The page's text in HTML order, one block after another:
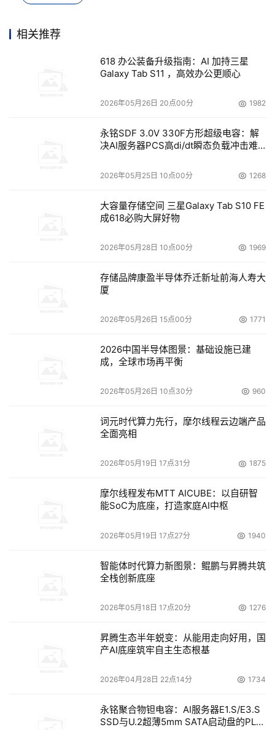
据库主机，账号，密码以及源代码文件在内的信息被泄露。
针对政府、企业官网的防护，绿盟君建议可暂时阻断外网防
火墙上访问，先对配置错误问题进行修复，之后进行漏洞扫
描，确认问题彻底被修复后再进行放行。对于删除DNS解析
务必做好安全检查后再上线，否则会面临被黑客再次入侵的
三、攻击目标3：Hadoop数据库
此外，在黑客公开发表的攻击目标中不乏国内多个互联网巨
头和电信网站的Hadoop数据库。绿盟威胁情报中心对允许
非授权访问的几个链接进行了详细分析，由于攻击目标间无
安全配置的Hadoop服务进行了扫描探测和攻击利用。
没有业务需要，一定要关闭Hadoop Web管理页面，并且
时，部署Knox、Nginx之类的反向代理系统，防止未经授权
放的多个端口对公网全部禁止或限制可信任的IP地址才能访
当前是我国防控疫情最为关键的时期，大量企业单位尚未复
工或将重点工作放在防疫上，黑客利用我国部分政企单位网
击，其居心叵测令人深思。但这也提醒我们，网络安全须时
时保持警惕、刻刻不容忽视。面对以上攻击威胁，绿盟科技
案协助用户解决互联网视频设备安全问题：
1、提供视频安全态势感知平台，该平台能够主动识别互联
备，形成视频监控设备资产画像。通过大数据平台能力，对
胁检测，异常行为分析，并进行威胁追踪和攻击溯源，全面
掌握视频监控设备安全威胁态势。
2、提供物联网准入网关，对视频监控设备进行安全防护。
相关推荐
618 办公装备升级指南：AI 加持三星
Galaxy Tab S11 ，高效办公更顺心
2026年05月26日 20点00分 1982
永铭SDF 3.0V 330F方形超级电容：解
决AI服务器PCS高di/dt瞬态负载冲击难
2026年05月25日 10点00分 1268
大容量存储空间 三星Galaxy Tab S10 FE
成618必购大屏好物
2026年05月28日 10点00分 1969
存储品牌康盈半导体乔迁新址前海人寿大
厦
2026年05月26日 15点00分 1771
2026中国半导体图景：基础设施已建
成，全球市场再平衡
2026年05月26日 10点30分 960
词元时代算力先行，摩尔线程云边端产品
全面亮相
2026年05月19日 17点31分 1875
摩尔线程发布MTT AICUBE：以自研智
能SoC为底座，打造家庭AI中枢
2026年05月19日 17点27分 1940
智能体时代算力新图景：鲲鹏与昇腾共筑
全栈创新底座
2026年05月18日 17点20分 1276
昇腾生态半年蜕变：从能用走向好用，国
产AI底座筑牢自主生态根基
2026年04月28日 22点14分 1734
永铭聚合物钽电容：AI服务器E1.S/E3.S
SSD与U.2超薄5mm SATA启动盘的PLP